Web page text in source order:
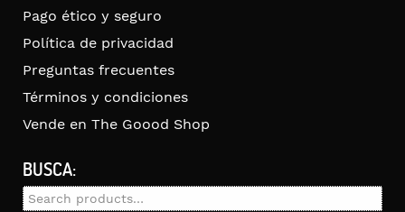
Pago ético y seguro
Política de privacidad
Preguntas frecuentes
Términos y condiciones
Vende en The Goood Shop
BUSCA:
Search